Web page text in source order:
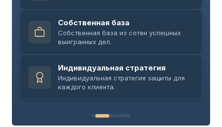
Собственная база
Собственная база из сотен успешных
выигранных дел.
Индивидуальная стратегия
Индивидуальная стратегия защиты для
каждого клиента.